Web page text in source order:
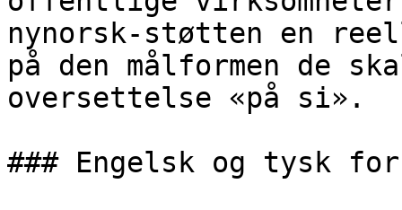
nynorsk-støtten en
på den målformen de
oversettelse «på si».
### Engelsk og tysk